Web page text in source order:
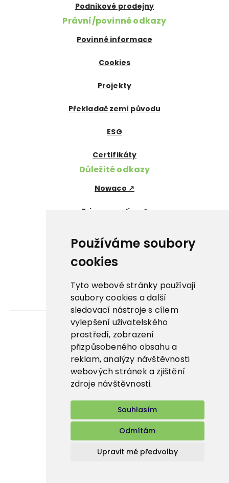
Používáme soubory
cookies
Tyto webové stránky používají
soubory cookies a další
sledovací nástroje s cílem
vylepšení uživatelského
prostředí, zobrazení
přizpůsobeného obsahu a
reklam, analýzy návštěvnosti
webových stránek a zjištění
zdroje návštěvnosti.
Souhlasím
Odmítám
Upravit mé předvolby
Podnikové prodejny
Právní/povinné odkazy
Povinné informace
Cookies
Projekty
Překladač zemí původu
ESG
Certifikáty
Důležité odkazy
Nowaco ↗
Prima zmrzlina ↗
La Panna ↗
Nowaco market ↗
Banquet sous-vide ↗
Kariéra
Aplikace
E-shop